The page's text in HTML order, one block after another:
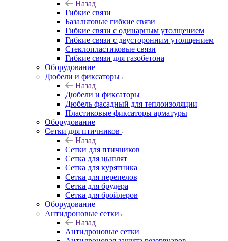
Назад
Гибкие связи
Базальтовые гибкие связи
Гибкие связи с одинарным утолщением
Гибкие связи с двусторонним утолщением
Стеклопластиковые связи
Гибкие связи для газобетона
Оборудование
Дюбели и фиксаторы
Назад
Дюбели и фиксаторы
Дюбель фасадный для теплоизоляции
Пластиковые фиксаторы арматуры
Оборудование
Сетки для птичников
Назад
Сетки для птичников
Сетка для цыплят
Сетка для курятника
Сетка для перепелов
Сетка для брудера
Сетка для бройлеров
Оборудование
Антидроновые сетки
Назад
Антидроновые сетки